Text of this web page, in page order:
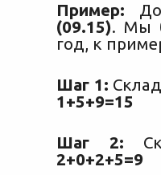
Пример:
(09.15). Мы
год, к
Шаг 1:
1+5+9=15
Шаг 2:
2+0+2+5=9